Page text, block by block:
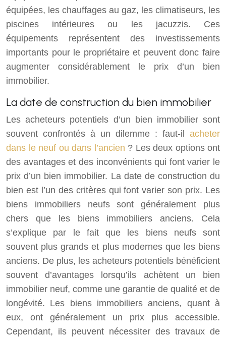
équipées, les chauffages au gaz, les climatiseurs, les
piscines intérieures ou les jacuzzis. Ces
équipements représentent des investissements
importants pour le propriétaire et peuvent donc faire
augmenter considérablement le prix d’un bien
immobilier.
La date de construction du bien immobilier
Les acheteurs potentiels d’un bien immobilier sont
souvent confrontés à un dilemme : faut-il acheter
dans le neuf ou dans l’ancien ? Les deux options ont
des avantages et des inconvénients qui font varier le
prix d’un bien immobilier. La date de construction du
bien est l’un des critères qui font varier son prix. Les
biens immobiliers neufs sont généralement plus
chers que les biens immobiliers anciens. Cela
s’explique par le fait que les biens neufs sont
souvent plus grands et plus modernes que les biens
anciens. De plus, les acheteurs potentiels bénéficient
souvent d’avantages lorsqu’ils achètent un bien
immobilier neuf, comme une garantie de qualité et de
longévité. Les biens immobiliers anciens, quant à
eux, ont généralement un prix plus accessible.
Cependant, ils peuvent nécessiter des travaux de